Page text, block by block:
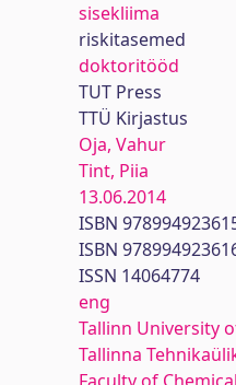
sisekliima
riskitasemed
doktoritööd
TUT Press
TTÜ Kirjastus
Oja, Vahur
Tint, Piia
13.06.2014
ISBN
ISBN
ISSN 14064774
eng
Tallinn University
Tallinna